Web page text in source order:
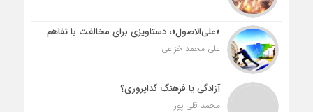
«علی‌الاصول»، دستاویزی برای مخالفت با تفاهم
علی محمد خزاعی
آزادگی یا فرهنگِ گداپروری؟
محمد قلی پور